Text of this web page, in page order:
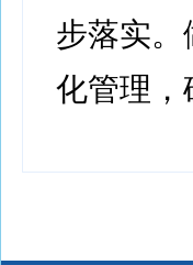
步落实
化管理，